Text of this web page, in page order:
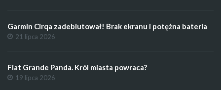
Garmin Cirqa zadebiutował! Brak ekranu i potężna bateria
21 lipca 2026
Fiat Grande Panda. Król miasta powraca?
19 lipca 2026